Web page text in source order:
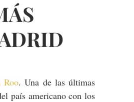
Roo. Una de las últimas
país americano con los